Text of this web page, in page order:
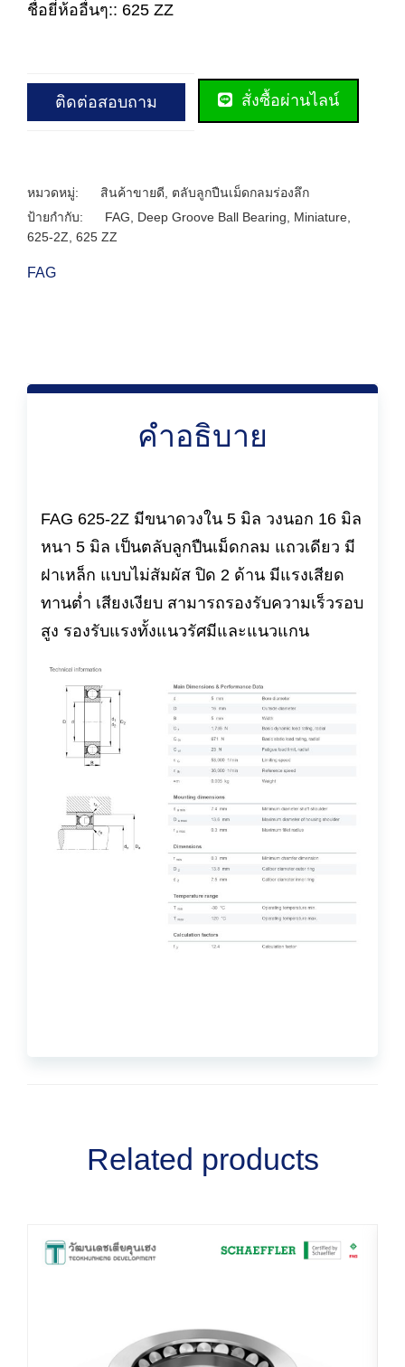
ชื่อยี่ห้ออื่นๆ:: 625 ZZ
ติดต่อสอบถาม สั่งซื้อผ่านไลน์
หมวดหมู่: สินค้าขายดี
ตลับลูกปืนเม็ดกลมร่องลึก
ป้ายกำกับ:
FAG Deep Groove Ball Bearing Miniature
625-2Z 625 ZZ
FAG
คำอธิบาย
FAG 625-2Z มีขนาดวงใน 5 มิล วงนอก 16 มิล
หนา 5 มิล เป็นตลับลูกปืนเม็ดกลม แถวเดียว มี
ฝาเหล็ก แบบไม่สัมผัส ปิด 2 ด้าน มีแรงเสียด
ทานต่ำ เสียงเงียบ สามารถรองรับความเร็วรอบ
สูง รองรับแรงทั้งแนวรัศมีและแนวแกน
Related products